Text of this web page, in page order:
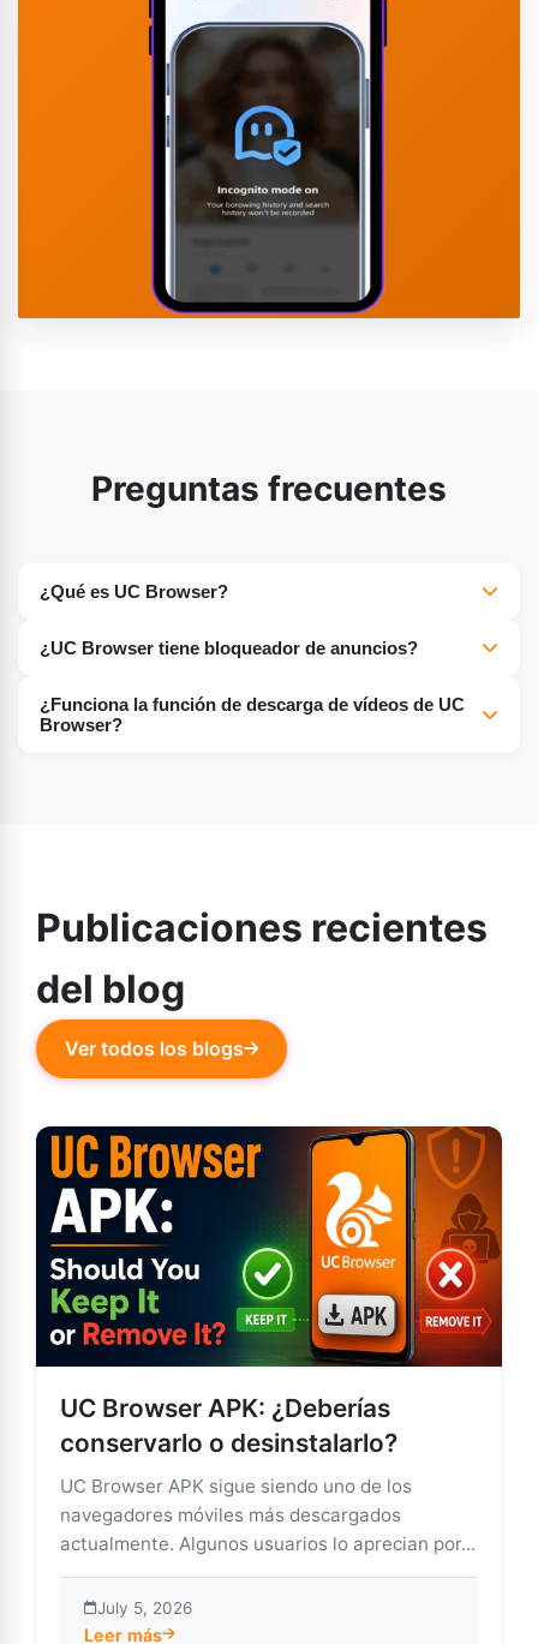
Preguntas frecuentes
¿Qué es UC Browser?
su velocidad de navegación y sus eficientes funciones
de ahorro de datos. Ofrece una experiencia fluida y
ligera, con una navegación web más rápida y fiable,
¿UC Browser tiene bloqueador de anuncios?
integrado.
¿Funciona la función de descarga de vídeos de UC
Browser?
Publicaciones recientes
del blog
Ver todos los blogs
UC Browser APK: ¿Deberías
conservarlo o desinstalarlo?
UC Browser APK sigue siendo uno de los
navegadores móviles más descargados
actualmente. Algunos usuarios lo aprecian por...
July 5, 2026
Leer más